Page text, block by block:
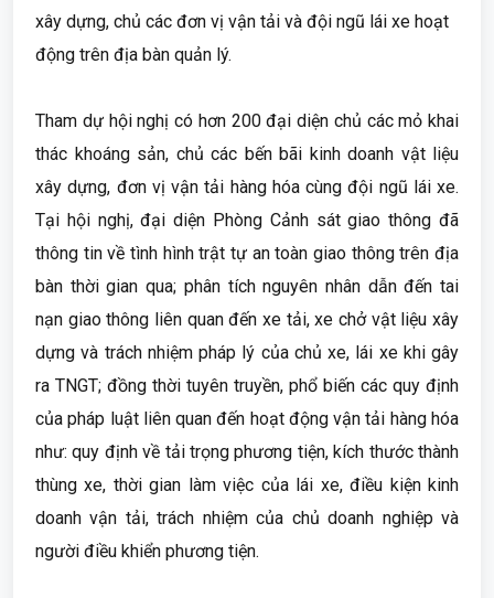
xây dựng, chủ các đơn vị vận tải và đội ngũ lái xe hoạt
động trên địa bàn quản lý.
Tham dự hội nghị có hơn 200 đại diện chủ các mỏ khai
thác khoáng sản, chủ các bến bãi kinh doanh vật liệu
xây dựng, đơn vị vận tải hàng hóa cùng đội ngũ lái xe.
Tại hội nghị, đại diện Phòng Cảnh sát giao thông đã
thông tin về tình hình trật tự an toàn giao thông trên địa
bàn thời gian qua; phân tích nguyên nhân dẫn đến tai
nạn giao thông liên quan đến xe tải, xe chở vật liệu xây
dựng và trách nhiệm pháp lý của chủ xe, lái xe khi gây
ra TNGT; đồng thời tuyên truyền, phổ biến các quy định
của pháp luật liên quan đến hoạt động vận tải hàng hóa
như: quy định về tải trọng phương tiện, kích thước thành
thùng xe, thời gian làm việc của lái xe, điều kiện kinh
doanh vận tải, trách nhiệm của chủ doanh nghiệp và
người điều khiển phương tiện.